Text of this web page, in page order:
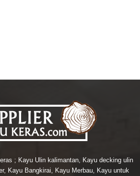
; Kayu Ulin kalimantan, Kayu decking ulin
Kayu Bangkirai, Kayu Merbau, Kayu untuk